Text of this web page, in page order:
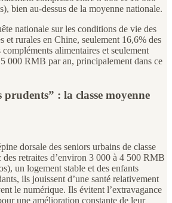
bien au-dessus de la moyenne nationale.
nationale sur les conditions de vie des
et rurales en Chine, seulement 16,6% des
alimentaires et seulement
000 RMB par an, principalement dans ce
: la classe moyenne
dorsale des seniors urbains de classe
retraites d’environ 3 000 à 4 500 RMB
un logement stable et des enfants
ils jouissent d’une santé relativement
le numérique. Ils évitent l’extravagance
une amélioration constante de leur